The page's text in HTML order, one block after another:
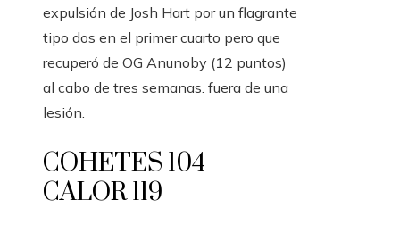
expulsión de Josh Hart por un flagrante
tipo dos en el primer cuarto pero que
recuperó de OG Anunoby (12 puntos)
al cabo de tres semanas. fuera de una
lesión.
COHETES 104 –
CALOR 119